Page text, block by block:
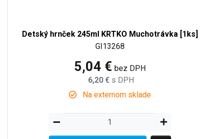
Detský hrnček 245ml KRTKO Muchotrávka [1ks]
GI13268
5,04 € bez DPH
6,20 € s DPH
Na externom sklade